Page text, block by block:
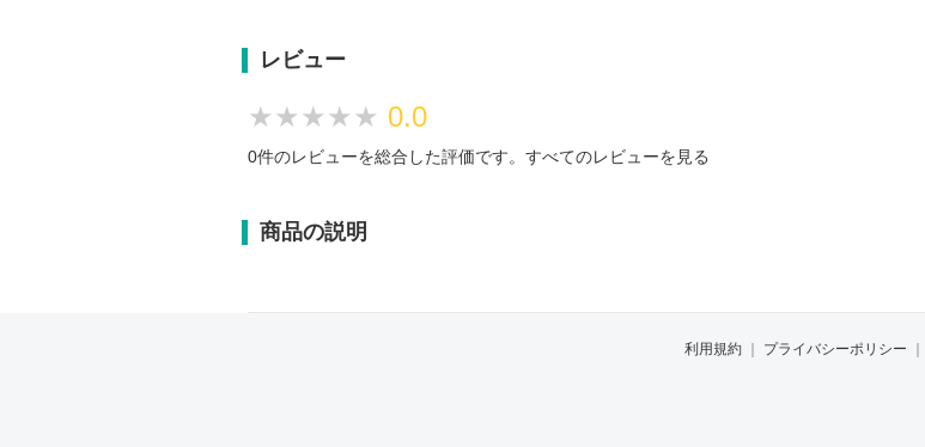
レビュー
★★★★★
★★★★★ 0.0
0件のレビューを総合した評価です。 すべてのレビューを見る
商品の説明
利用規約 プライバシーポリシー